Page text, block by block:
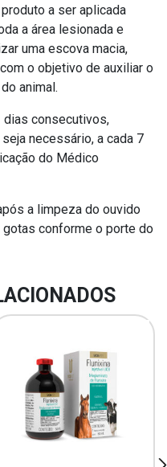
a ser aplicada
a área lesionada e
uma escova macia,
o objetivo de auxiliar o
animal.
dias consecutivos,
necessário, a cada 7
do Médico
a limpeza do ouvido
conforme o porte do